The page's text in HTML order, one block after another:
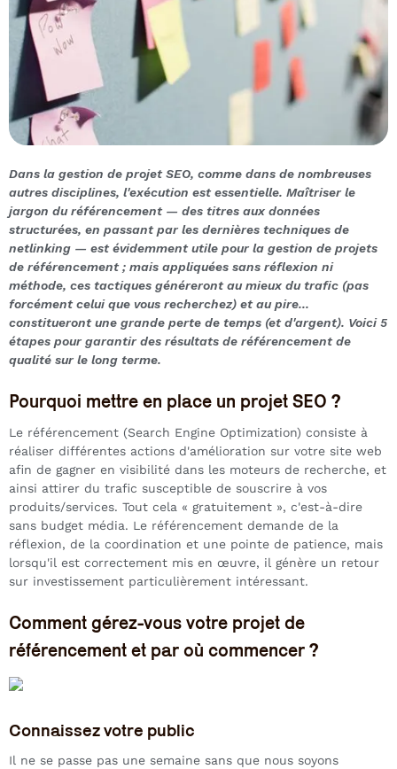
Dans la gestion de projet SEO, comme dans de nombreuses
autres disciplines, l'exécution est essentielle. Maîtriser le
jargon du référencement — des titres aux données
structurées, en passant par les dernières techniques de
netlinking — est évidemment utile pour la gestion de projets
de référencement ; mais appliquées sans réflexion ni
méthode, ces tactiques généreront au mieux du trafic (pas
forcément celui que vous recherchez) et au pire...
constitueront une grande perte de temps (et d'argent). Voici 5
étapes pour garantir des résultats de référencement de
qualité sur le long terme.
Pourquoi mettre en place un projet SEO ?
Le référencement (Search Engine Optimization) consiste à
réaliser différentes actions d'amélioration sur votre site web
afin de gagner en visibilité dans les moteurs de recherche, et
ainsi attirer du trafic susceptible de souscrire à vos
produits/services. Tout cela « gratuitement », c'est-à-dire
sans budget média. Le référencement demande de la
réflexion, de la coordination et une pointe de patience, mais
lorsqu'il est correctement mis en œuvre, il génère un retour
sur investissement particulièrement intéressant.
Comment gérez-vous votre projet de
référencement et par où commencer ?
Connaissez votre public
Il ne se passe pas une semaine sans que nous soyons